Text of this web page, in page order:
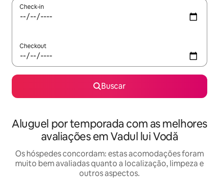
Check-in
Checkout
Buscar
Aluguel por temporada com as melhores
avaliações em Vadul lui Vodă
Os hóspedes concordam: estas acomodações foram
muito bem avaliadas quanto a localização, limpeza e
outros aspectos.